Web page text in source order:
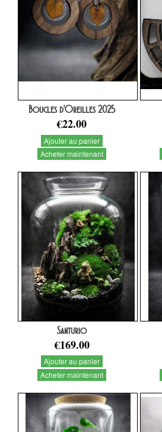
Boucles d'Oreilles 2025
€22.00
Ajouter au panier
Acheter maintenant
Santurio
€169.00
Ajouter au panier
Acheter maintenant